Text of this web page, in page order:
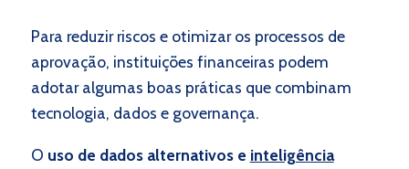
Para reduzir riscos e otimizar os processos de
aprovação, instituições financeiras podem
adotar algumas boas práticas que combinam
tecnologia, dados e governança.
O uso de dados alternativos e inteligência